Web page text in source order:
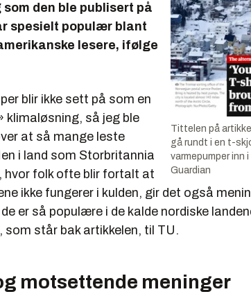
Tittelen på
gå rundt i en t-
varmepumper inn
Guardian
som den ble publisert på
spesielt populær blant
lesere, ifølge
blir ikke sett på som en
klimaløsning, så jeg ble
at så mange leste
i land som Storbritannia
hvor folk ofte blir fortalt at
ikke fungerer i kulden, gir det også
er så populære i de kalde nordiske
som står bak artikkelen, til TU.
motsettende meninger